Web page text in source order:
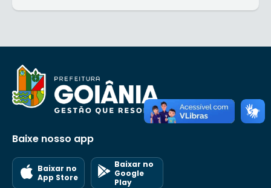
Baixe nosso app
Baixar no
App Store
Baixar no
Google
Play